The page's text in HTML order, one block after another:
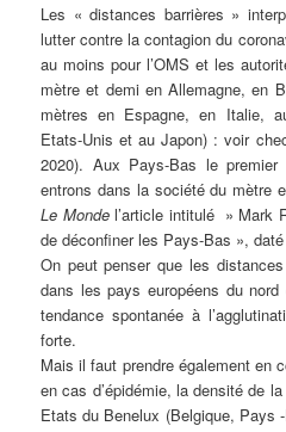
Les « distances barrières »
lutter contre la contagion du
au moins pour l’OMS et les
mètre et demi en Allemagne, en
mètres en Espagne, en Italie,
Etats-Unis et au Japon) : voir
2020). Aux Pays-Bas le
entrons dans la société du mètre
Le Mondel’article intitulé » Mark
de déconfiner les Pays-Bas »,
On peut penser que les
dans les pays européens du
tendance spontanée à
forte.
Mais il faut prendre également en
en cas d’épidémie, la densité de
Etats du Benelux (Belgique, Pays